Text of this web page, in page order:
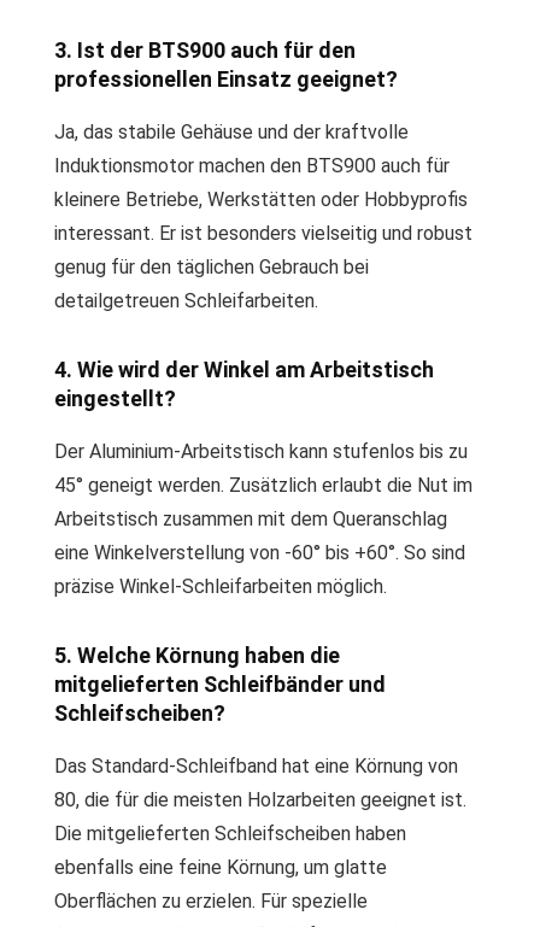
3. Ist der BTS900 auch für den
professionellen Einsatz geeignet?
Ja, das stabile Gehäuse und der kraftvolle
Induktionsmotor machen den BTS900 auch für
kleinere Betriebe, Werkstätten oder Hobbyprofis
interessant. Er ist besonders vielseitig und robust
genug für den täglichen Gebrauch bei
detailgetreuen Schleifarbeiten.
4. Wie wird der Winkel am Arbeitstisch
eingestellt?
Der Aluminium-Arbeitstisch kann stufenlos bis zu
45° geneigt werden. Zusätzlich erlaubt die Nut im
Arbeitstisch zusammen mit dem Queranschlag
eine Winkelverstellung von -60° bis +60°. So sind
präzise Winkel-Schleifarbeiten möglich.
5. Welche Körnung haben die
mitgelieferten Schleifbänder und
Schleifscheiben?
Das Standard-Schleifband hat eine Körnung von
80, die für die meisten Holzarbeiten geeignet ist.
Die mitgelieferten Schleifscheiben haben
ebenfalls eine feine Körnung, um glatte
Oberflächen zu erzielen. Für spezielle